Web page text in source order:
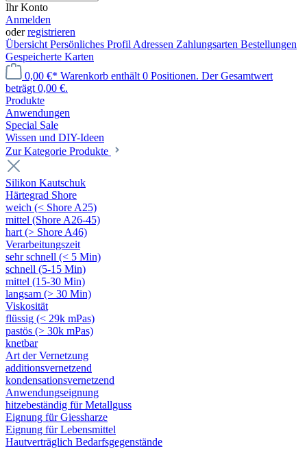
Ihr Konto
Anmelden
oderregistrieren
Übersicht Persönliches Profil Adressen Zahlungsarten Bestellungen
Gespeicherte Karten
0,00 €* Warenkorb enthält 0 Positionen. Der Gesamtwert
beträgt 0,00 €.
Produkte
Anwendungen
Special Sale
Wissen und DIY-Ideen
Zur Kategorie Produkte
Silikon Kautschuk
Härtegrad Shore
weich (< Shore A25)
mittel (Shore A26-45)
hart (> Shore A46)
Verarbeitungszeit
sehr schnell (< 5 Min)
schnell (5-15 Min)
mittel (15-30 Min)
langsam (> 30 Min)
Viskosität
flüssig (< 29k mPas)
pastös (> 30k mPas)
knetbar
Art der Vernetzung
additionsvernetzend
kondensationsvernetzend
Anwendungseignung
hitzebeständig für Metallguss
Eignung für Giessharze
Eignung für Lebensmittel
Hautverträglich Bedarfsgegenstände